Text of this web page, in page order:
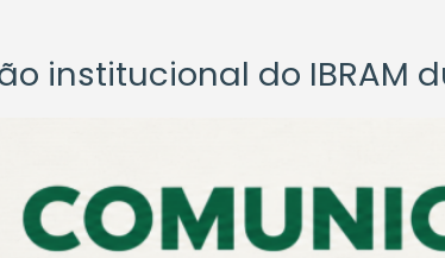
institucional do IBRAM